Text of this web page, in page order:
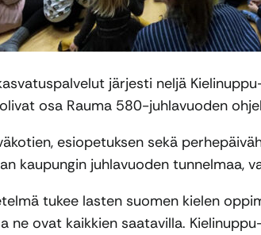
järjesti neljä
osa Rauma 580-juhlavuoden
esiopetuksen sekä
kaupungin juhlavuoden tunnelmaa,
tukee lasten suomen kielen
ne ovat kaikkien saatavilla.